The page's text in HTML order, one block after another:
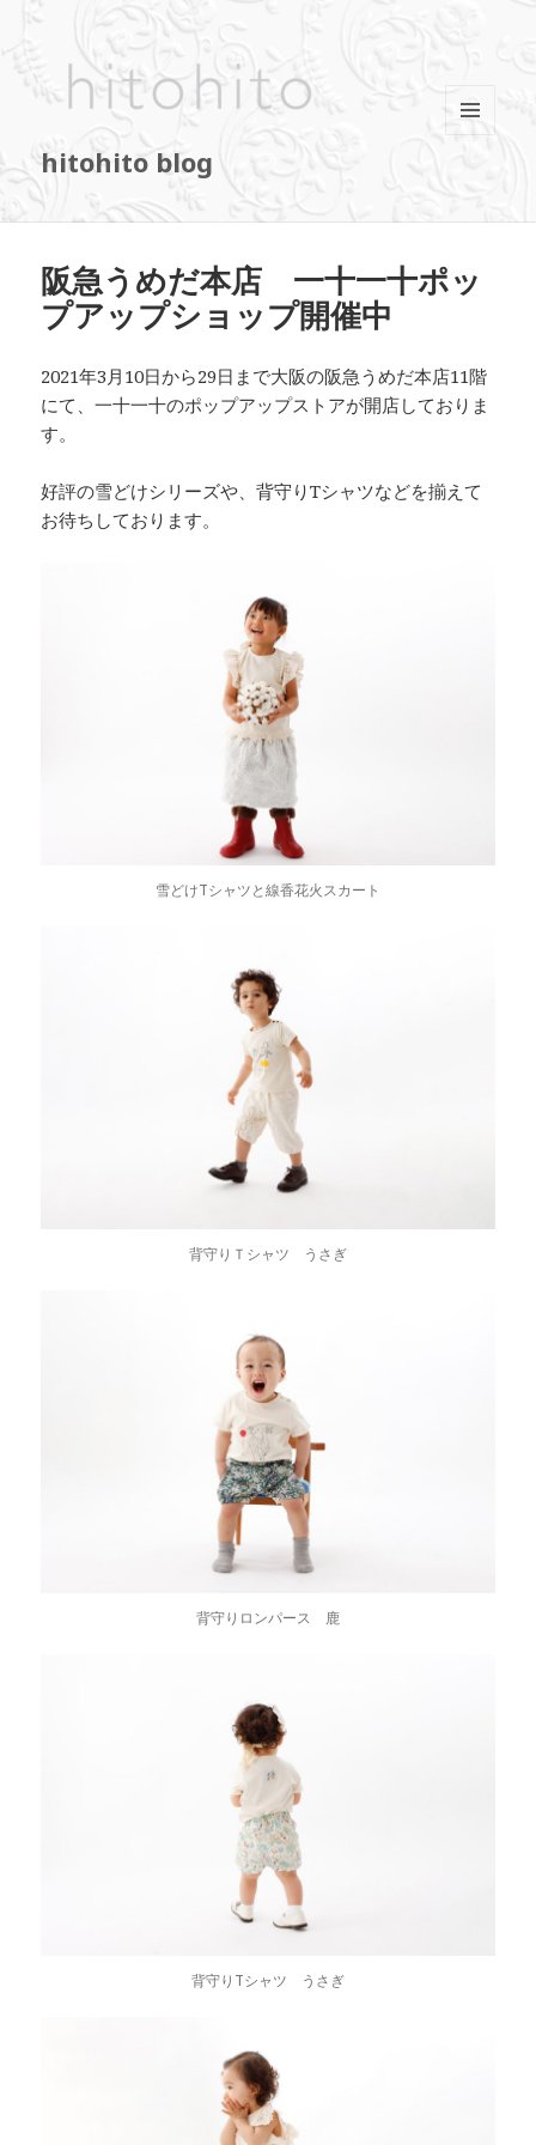
hitohito blog
阪急うめだ本店 一十一十ポッ
プアップショップ開催中
2021年3月10日から29日まで大阪の阪急うめだ本店11階
にて、一十一十のポップアップストアが開店しておりま
す。
好評の雪どけシリーズや、背守りTシャツなどを揃えて
お待ちしております。
雪どけTシャツと線香花火スカート
背守りＴシャツ うさぎ
背守りロンパース 鹿
背守りTシャツ うさぎ